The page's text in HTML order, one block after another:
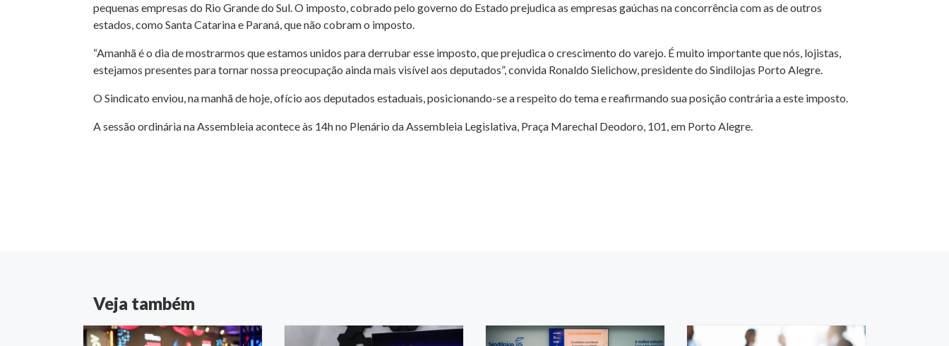
pequenas empresas do Rio Grande do Sul. O imposto, cobrado pelo governo do Estado prejudica as empresas gaúchas na concorrência com as de outros
estados, como Santa Catarina e Paraná, que não cobram o imposto.
“Amanhã é o dia de mostrarmos que estamos unidos para derrubar esse imposto, que prejudica o crescimento do varejo. É muito importante que nós, lojistas,
estejamos presentes para tornar nossa preocupação ainda mais visível aos deputados”, convida Ronaldo Sielichow, presidente do Sindilojas Porto Alegre.
O Sindicato enviou, na manhã de hoje, ofício aos deputados estaduais, posicionando-se a respeito do tema e reafirmando sua posição contrária a este imposto.
A sessão ordinária na Assembleia acontece às 14h no Plenário da Assembleia Legislativa, Praça Marechal Deodoro, 101, em Porto Alegre.
Veja também